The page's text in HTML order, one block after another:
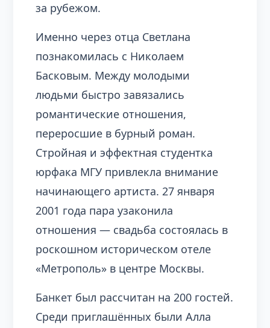
за рубежом.
Именно через отца Светлана
познакомилась с Николаем
Басковым. Между молодыми
людьми быстро завязались
романтические отношения,
переросшие в бурный роман.
Стройная и эффектная студентка
юрфака МГУ привлекла внимание
начинающего артиста. 27 января
2001 года пара узаконила
отношения — свадьба состоялась в
роскошном историческом отеле
«Метрополь» в центре Москвы.
Банкет был рассчитан на 200 гостей.
Среди приглашённых были Алла